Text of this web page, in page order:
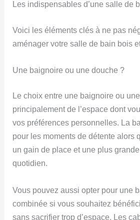
Les indispensables d’une salle de
Voici les éléments clés à ne pas
aménager votre salle de bain bois
Une baignoire ou une douche ?
Le choix entre une baignoire ou
principalement de l’espace dont
vos préférences personnelles. La
pour les moments de détente alors
un gain de place et une plus
quotidien.
Vous pouvez aussi opter pour une
combinée si vous souhaitez
sans sacrifier trop d’espace. Les